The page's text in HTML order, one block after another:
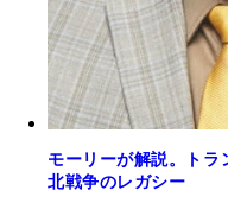
モーリーが解説。トラ
北戦争のレガシー